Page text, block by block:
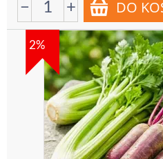
− +
2%